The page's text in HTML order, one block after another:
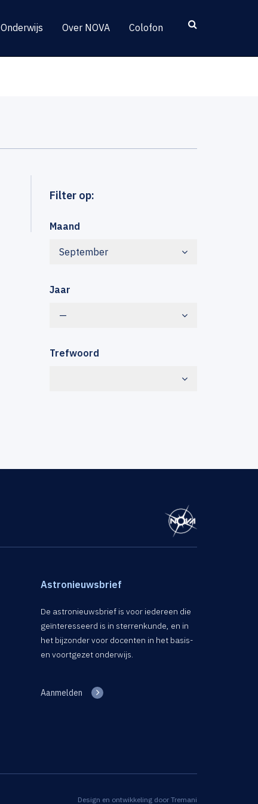
Onderwijs Over NOVA Colofon
Filter op:
Maand
September
Jaar
—
Trefwoord
Astronieuwsbrief
De astronieuwsbrief is voor iedereen die
geïnteresseerd is in sterrenkunde, en in
het bijzonder voor docenten in het basis-
en voortgezet onderwijs.
Aanmelden
Design en ontwikkeling door Tremani